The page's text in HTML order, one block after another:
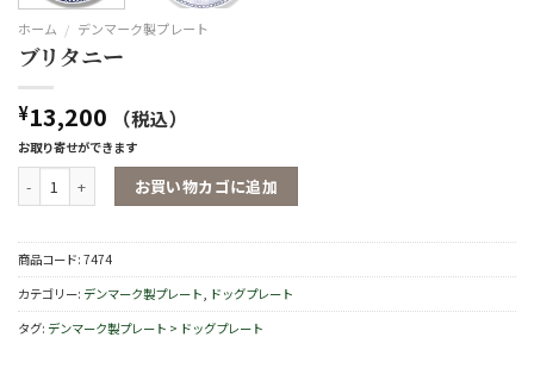
ホーム / デンマーク製プレート
ブリタニー
¥13,200 （税込）
お取り寄せができます
ブリタニー個 お買い物カゴに追加
商品コード: 7474
カテゴリー: デンマーク製プレート, ドッグプレート
タグ: デンマーク製プレート > ドッグプレート